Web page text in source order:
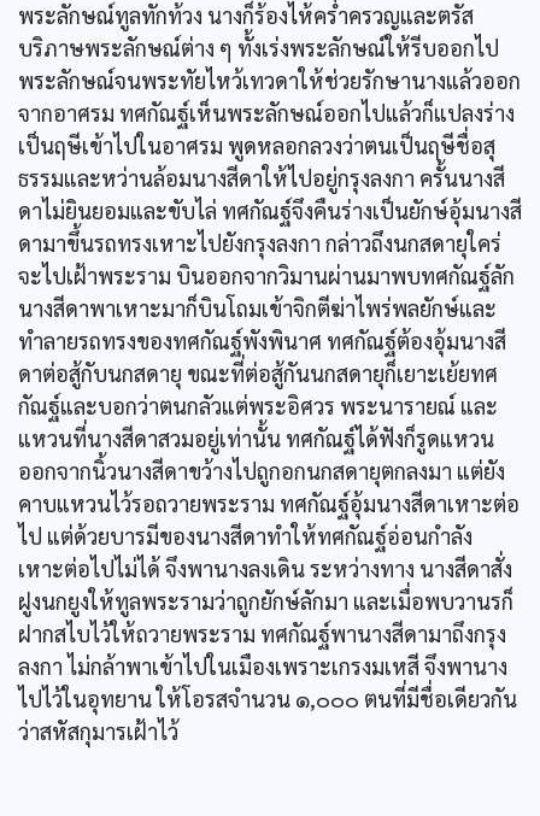
พระลักษณ์ทูลทักท้วง นางก็ร้องไห้คร่ำครวญและตรัส
บริภาษพระลักษณ์ต่าง ๆ ทั้งเร่งพระลักษณ์ให้รีบออกไป
พระลักษณ์จนพระทัยไหว้เทวดาให้ช่วยรักษานางแล้วออก
จากอาศรม ทศกัณฐ์เห็นพระลักษณ์ออกไปแล้วก็แปลงร่าง
เป็นฤษีเข้าไปในอาศรม พูดหลอกลวงว่าตนเป็นฤษีชื่อสุ
ธรรมและหว่านล้อมนางสีดาให้ไปอยู่กรุงลงกา ครั้นนางสี
ดาไม่ยินยอมและขับไล่ ทศกัณฐ์จึงคืนร่างเป็นยักษ์อุ้มนางสี
ดามาขึ้นรถทรงเหาะไปยังกรุงลงกา กล่าวถึงนกสดายุใคร่
จะไปเฝ้าพระราม บินออกจากวิมานผ่านมาพบทศกัณฐ์ลัก
นางสีดาพาเหาะมาก็บินโถมเข้าจิกตีฆ่าไพร่พลยักษ์และ
ทำลายรถทรงของทศกัณฐ์พังพินาศ ทศกัณฐ์ต้องอุ้มนางสี
ดาต่อสู้กับนกสดายุ ขณะที่ต่อสู้กันนกสดายุก็เยาะเย้ยทศ
กัณฐ์และบอกว่าตนกลัวแต่พระอิศวร พระนารายณ์ และ
แหวนที่นางสีดาสวมอยู่เท่านั้น ทศกัณฐ์ได้ฟังก็รูดแหวน
ออกจากนิ้วนางสีดาขว้างไปถูกอกนกสดายุตกลงมา แต่ยัง
คาบแหวนไว้รอถวายพระราม ทศกัณฐ์อุ้มนางสีดาเหาะต่อ
ไป แต่ด้วยบารมีของนางสีดาทำให้ทศกัณฐ์อ่อนกำลัง
เหาะต่อไปไม่ได้ จึงพานางลงเดิน ระหว่างทาง นางสีดาสั่ง
ฝูงนกยูงให้ทูลพระรามว่าถูกยักษ์ลักมา และเมื่อพบวานรก็
ฝากสไบไว้ให้ถวายพระราม ทศกัณฐ์พานางสีดามาถึงกรุง
ลงกา ไม่กล้าพาเข้าไปในเมืองเพราะเกรงมเหสี จึงพานาง
ไปไว้ในอุทยาน ให้โอรสจำนวน ๑,๐๐๐ ตนที่มีชื่อเดียวกัน
ว่าสหัสกุมารเฝ้าไว้